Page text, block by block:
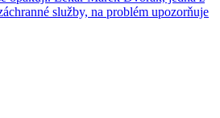
služby, na problém upozorňuje